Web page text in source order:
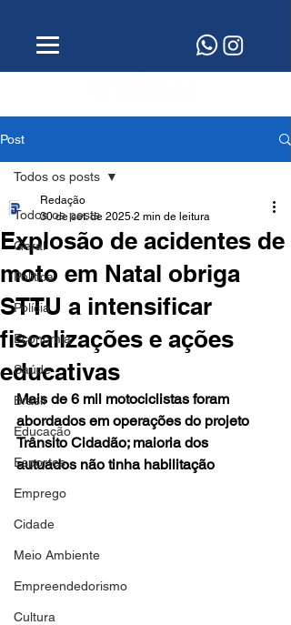
Post
Todos os posts
Geral
Política
Polícia
Economia
Saúde
Brasil
Educação
Esportes
Emprego
Cidade
Meio Ambiente
Empreendedorismo
Cultura
Todos os posts
Explosão de acidentes de
moto em Natal obriga
STTU a intensificar
fiscalizações e ações
educativas
Redação
30 de set. de 2025 2 min de leitura
Mais de 6 mil motociclistas foram
abordados em operações do projeto
Trânsito Cidadão; maioria dos
autuados não tinha habilitação